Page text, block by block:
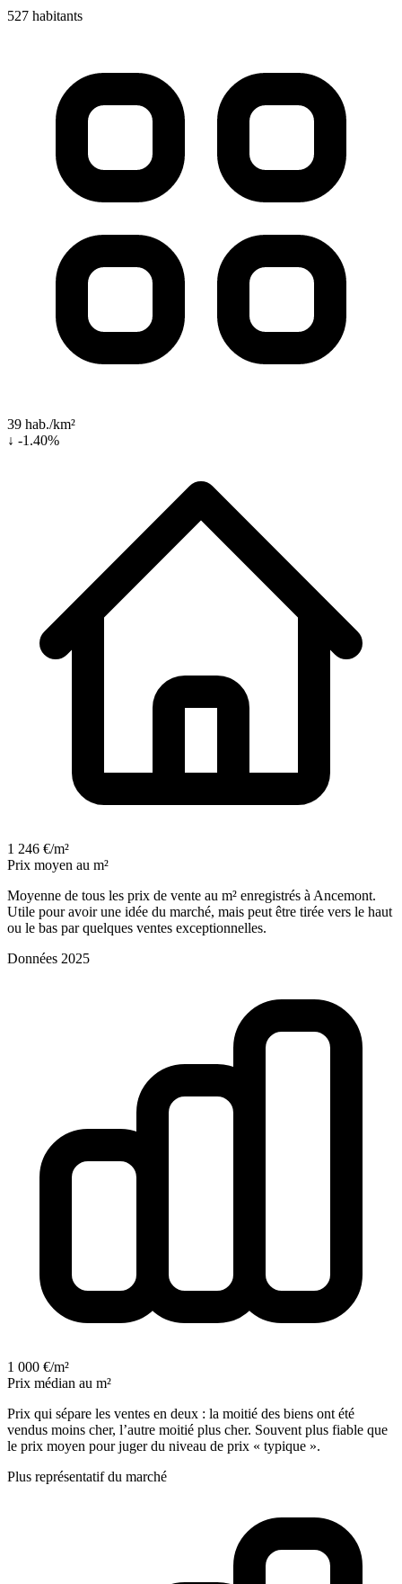
527 habitants
39 hab./km²
↓ -1.40%
1 246 €/m²
Prix moyen au m²
Moyenne de tous les prix de vente au m² enregistrés à Ancemont.
Utile pour avoir une idée du marché, mais peut être tirée vers le haut
ou le bas par quelques ventes exceptionnelles.
Données 2025
1 000 €/m²
Prix médian au m²
Prix qui sépare les ventes en deux : la moitié des biens ont été
vendus moins cher, l’autre moitié plus cher. Souvent plus fiable que
le prix moyen pour juger du niveau de prix « typique ».
Plus représentatif du marché